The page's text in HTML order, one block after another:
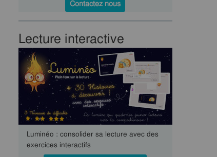
Contactez nous
Lecture interactive
Luminéo : consolider sa lecture avec des
exercices interactifs